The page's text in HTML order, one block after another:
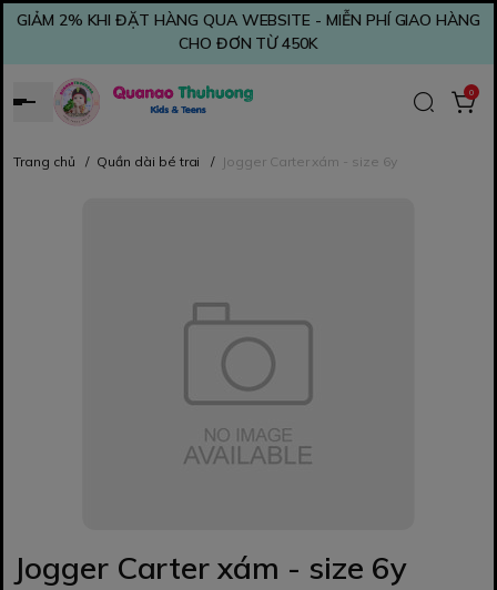
GIẢM 2% KHI ĐẶT HÀNG QUA WEBSITE - MIỄN PHÍ GIAO HÀNG
CHO ĐƠN TỪ 450K
0
Trang chủ / Quần dài bé trai / Jogger Carter xám - size 6y
Jogger Carter xám - size 6y